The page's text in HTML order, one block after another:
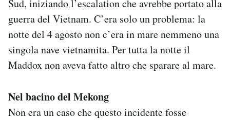
Sud, iniziando l’escalation che avrebbe portato alla
guerra del Vietnam. C’era solo un problema: la
notte del 4 agosto non c’era in mare nemmeno una
singola nave vietnamita. Per tutta la notte il
Maddox non aveva fatto altro che sparare al mare.
Nel bacino del Mekong
Non era un caso che questo incidente fosse